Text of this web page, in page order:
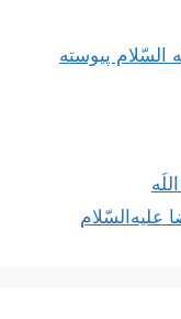
پيوسته‌